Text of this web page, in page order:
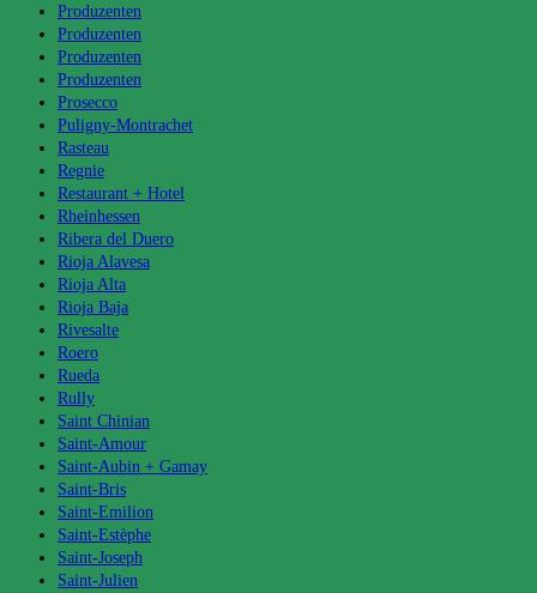
Produzenten
Produzenten
Produzenten
Produzenten
Prosecco
Puligny-Montrachet
Rasteau
Regnie
Restaurant + Hotel
Rheinhessen
Ribera del Duero
Rioja Alavesa
Rioja Alta
Rioja Baja
Rivesalte
Roero
Rueda
Rully
Saint Chinian
Saint-Amour
Saint-Aubin + Gamay
Saint-Bris
Saint-Emilion
Saint-Estèphe
Saint-Joseph
Saint-Julien